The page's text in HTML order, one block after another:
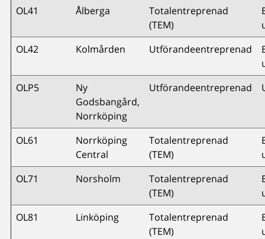
OL41 Ålberga
Totalentreprenad
(TEM)
OL42
Kolmården Utförandeentreprenad
OLP5
Ny
Godsbangård,
Norrköping
Utförandeentreprenad
OL61
Norrköping
Central
Totalentreprenad
(TEM)
OL71
Norsholm
Totalentreprenad
(TEM)
OL81
Linköping
Totalentreprenad
(TEM)